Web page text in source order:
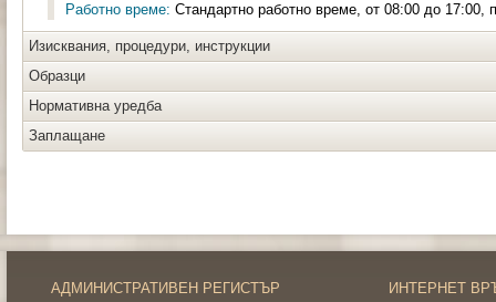
Работно време: Стандартно работно време, от 08:00 до 17:00,
Изисквания, процедури, инструкции
Образци
Нормативна уредба
Заплащане
АДМИНИСТРАТИВЕН РЕГИСТЪР ИНТЕРНЕТ